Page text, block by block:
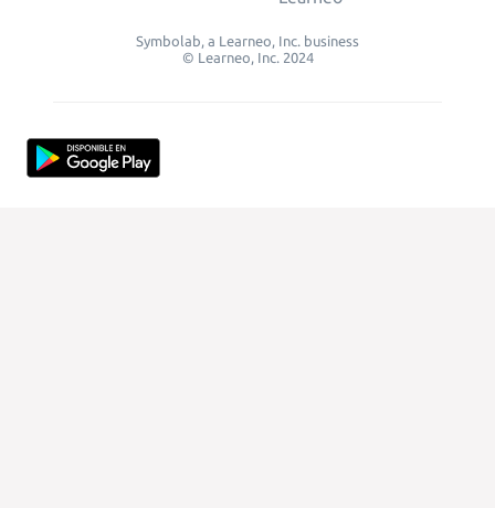
Symbolab, a Learneo, Inc. business
© Learneo, Inc. 2024